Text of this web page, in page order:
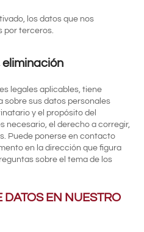
los datos que nos
por terceros.
eliminación
legales aplicables, tiene
sobre sus datos personales
y el propósito del
necesario, el derecho a corregir,
Puede ponerse en contacto
en la dirección que figura
sobre el tema de los
EN NUESTRO